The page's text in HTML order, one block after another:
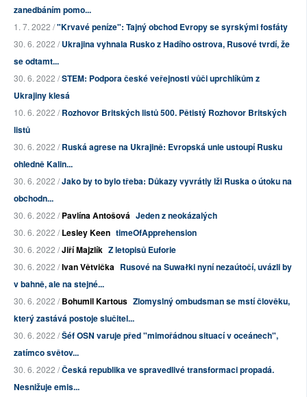
zanedbáním pomo...
1. 7. 2022 /"Krvavé peníze": Tajný obchod Evropy se syrskými fosfáty
30. 6. 2022 /Ukrajina vyhnala Rusko z Hadího ostrova, Rusové tvrdí, že
se odtamt...
30. 6. 2022 /STEM: Podpora české veřejnosti vůči uprchlíkům z
Ukrajiny klesá
10. 6. 2022 /Rozhovor Britských listů 500. Pětistý Rozhovor Britských
listů
30. 6. 2022 /Ruská agrese na Ukrajině: Evropská unie ustoupí Rusku
ohledně Kalin...
30. 6. 2022 /Jako by to bylo třeba: Důkazy vyvrátiy lži Ruska o útoku na
obchodn...
30. 6. 2022 /Pavlína Antošová Jeden z neokázalých
30. 6. 2022 /Lesley Keen timeOfApprehension
30. 6. 2022 /Jiří Majzlík Z letopisů Euforie
30. 6. 2022 /Ivan Větvička Rusové na Suwałki nyní nezaútočí, uvázli by
v bahně, ale na stejné...
30. 6. 2022 /Bohumil Kartous Zlomyslný ombudsman se mstí člověku,
který zastává postoje slučitel...
30. 6. 2022 /Šéf OSN varuje před "mimořádnou situací v oceánech",
zatímco světov...
30. 6. 2022 /Česká republika ve spravedlivé transformaci propadá.
Nesnižuje emis...